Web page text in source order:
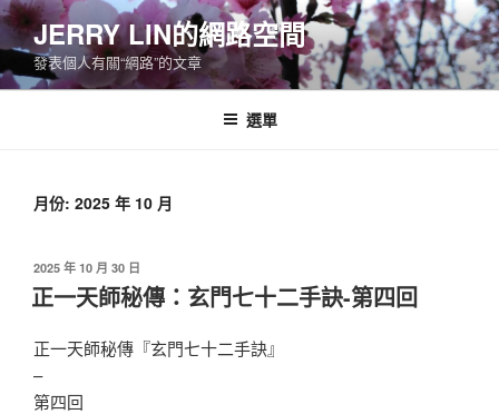
跳
至
主
要
JERRY LIN的網路空間
發表個人有關“網路”的文章
選單
月份: 2025 年 10 月
發
佈
於
2025 年 10 月 30 日
正一天師秘傳：玄門七十二手訣-第四回
正一天師秘傳『玄門七十二手訣』
–
第四回